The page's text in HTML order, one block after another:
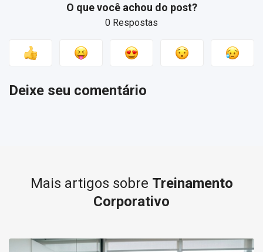
O que você achou do post?
0 Respostas
Deixe seu comentário
Mais artigos sobre Treinamento
Corporativo